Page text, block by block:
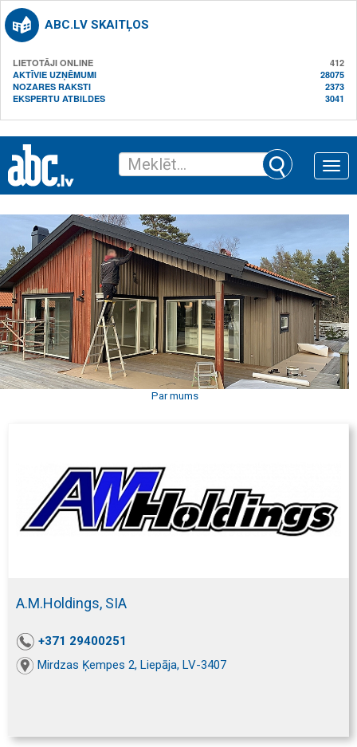
ABC.LV SKAITĻOS
LIETOTĀJI ONLINE
412
AKTĪVIE UZŅĒMUMI
28075
NOZARES RAKSTI
2373
EKSPERTU ATBILDES
3041
Toggle
Par mums
A.M.Holdings, SIA
+371 29400251
Mirdzas Ķempes 2, Liepāja, LV-3407